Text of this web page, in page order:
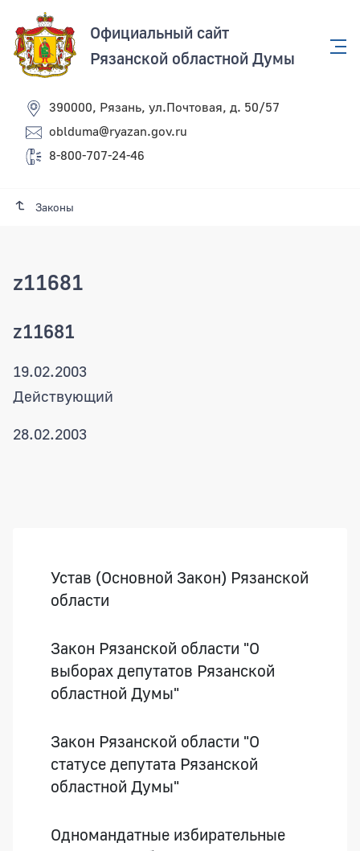
Официальный сайт
Рязанской областной Думы
390000, Рязань, ул.Почтовая, д. 50/57
oblduma@ryazan.gov.ru
8-800-707-24-46
Законы
z11681
z11681
19.02.2003
Действующий
28.02.2003
Устав (Основной Закон) Рязанской
области
Закон Рязанской области "О
выборах депутатов Рязанской
областной Думы"
Закон Рязанской области "О
статусе депутата Рязанской
областной Думы"
Одномандатные избирательные